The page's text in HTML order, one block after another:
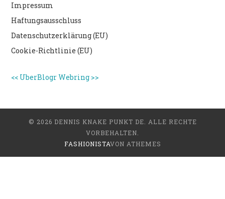
Impressum
Haftungsausschluss
Datenschutzerklärung (EU)
Cookie-Richtlinie (EU)
<< UberBlogr Webring >>
© 2026 DENNIS KNAKE PUNKT DE. ALLE RECHTE
VORBEHALTEN.
FASHIONISTAVON ATHEMES